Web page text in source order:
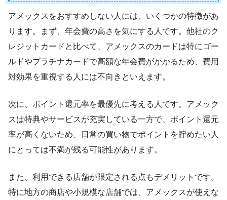
アメックスをおすすめしない人には、いくつかの特徴があ
ります。まず、年会費の高さを気にする人です。他社のク
レジットカードと比べて、アメックスのカードは特にゴー
ルドやプラチナカードで高額な年会費がかかるため、費用
対効果を重視する人には不向きといえます。
次に、ポイント還元率を最優先に考える人です。アメック
スは特典やサービスが充実している一方で、ポイント還元
率が高くないため、日常の買い物でポイントを貯めたい人
にとっては不満が残る可能性があります。
また、利用できる店舗が限定される点もデメリットです。
特に地方の商店や小規模な店舗では、アメックスが使えな